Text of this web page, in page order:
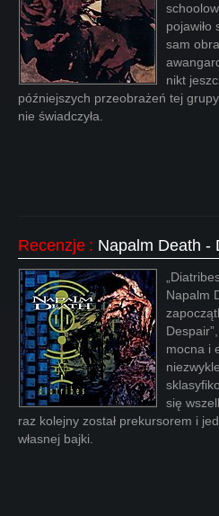
pojawiło
sam
nikt
późniejszych przeobrażeń tej
nie świadczyła.
Recenzje : Napalm Death -
Napalm
mocna i
się
raz kolejny został prekursorem i
własnej bajki.